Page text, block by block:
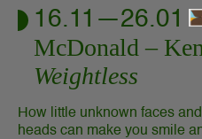
16.11—26.01
McDonald
Weightless
How little unknown faces
heads can make you smile